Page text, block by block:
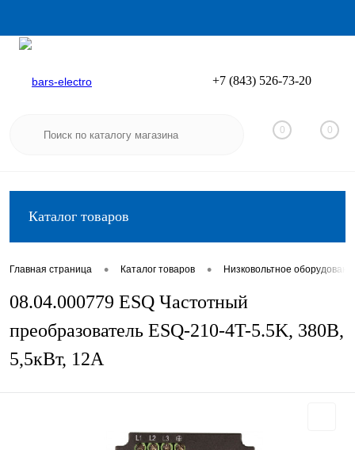
Вход
+7 (843) 526-73-20
0 0
Каталог товаров
Главная страница • Каталог товаров • Низковольтное
08.04.000779 ESQ Частотный
преобразователь ESQ-210-4T-5.5K, 380В,
5,5кВт, 12А